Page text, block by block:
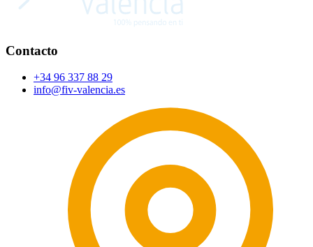
Contacto
+34 96 337 88 29
info@fiv-valencia.es